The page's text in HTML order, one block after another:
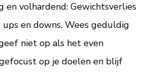
en volhardend: Gewichtsverlies
ups en downs. Wees geduldig
niet op als het even
op je doelen en blijf